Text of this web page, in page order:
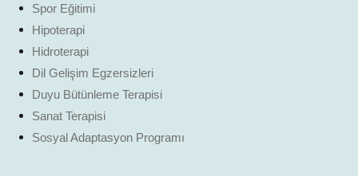
Spor Eğitimi
Hipoterapi
Hidroterapi
Dil Gelişim Egzersizleri
Duyu Bütünleme Terapisi
Sanat Terapisi
Sosyal Adaptasyon Programı